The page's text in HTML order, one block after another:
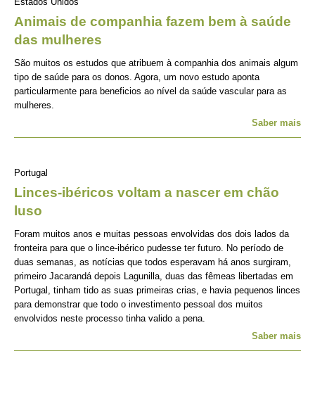
Animais de companhia fazem bem à saúde
das mulheres
São muitos os estudos que atribuem à companhia dos animais algum
tipo de saúde para os donos. Agora, um novo estudo aponta
particularmente para beneficios ao nível da saúde vascular para as
mulheres.
Saber mais
Portugal
Linces-ibéricos voltam a nascer em chão
luso
Foram muitos anos e muitas pessoas envolvidas dos dois lados da
fronteira para que o lince-ibérico pudesse ter futuro. No período de
duas semanas, as notícias que todos esperavam há anos surgiram,
primeiro Jacarandá depois Lagunilla, duas das fêmeas libertadas em
Portugal, tinham tido as suas primeiras crias, e havia pequenos linces
para demonstrar que todo o investimento pessoal dos muitos
envolvidos neste processo tinha valido a pena.
Saber mais